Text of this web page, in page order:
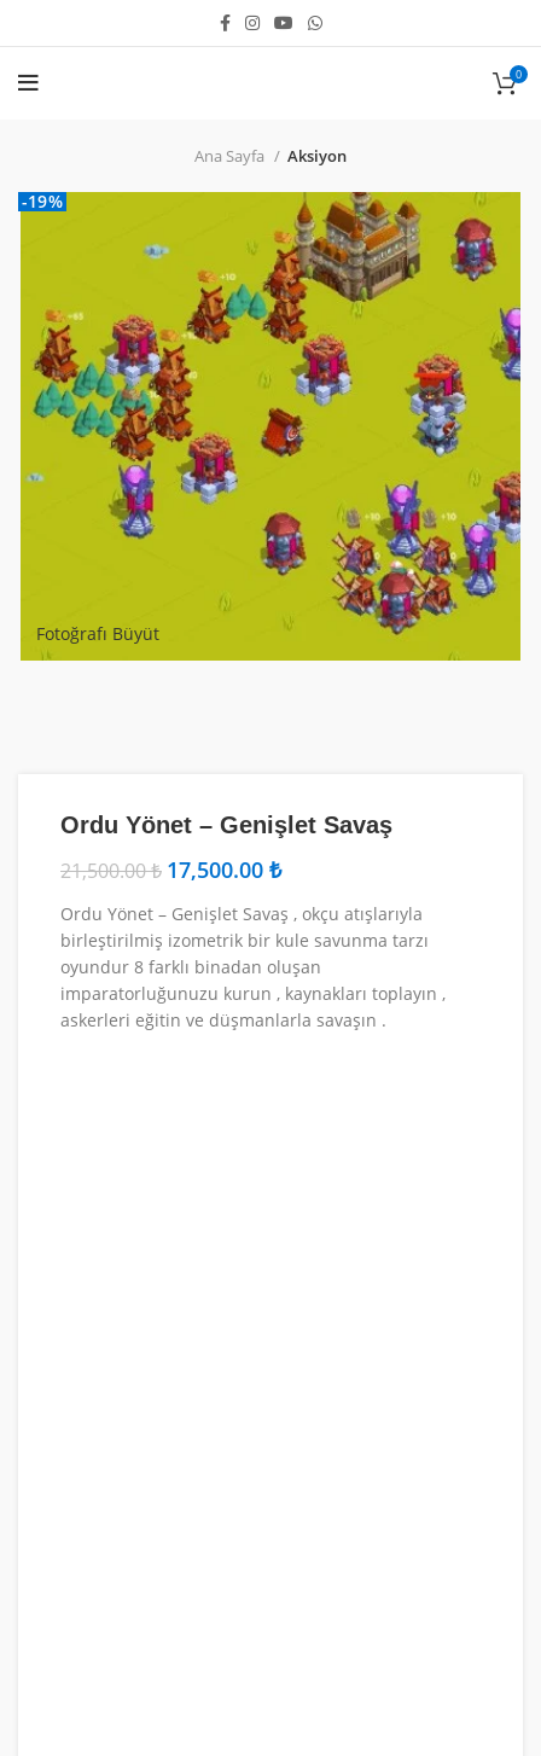
0
Ana Sayfa Aksiyon
-19%
Fotoğrafı Büyüt
Ordu Yönet – Genişlet Savaş
21,500.00₺ 17,500.00 ₺
Ordu Yönet – Genişlet Savaş , okçu atışlarıyla
birleştirilmiş izometrik bir kule savunma tarzı
oyundur 8 farklı binadan oluşan
imparatorluğunuzu kurun , kaynakları toplayın ,
askerleri eğitin ve düşmanlarla savaşın .